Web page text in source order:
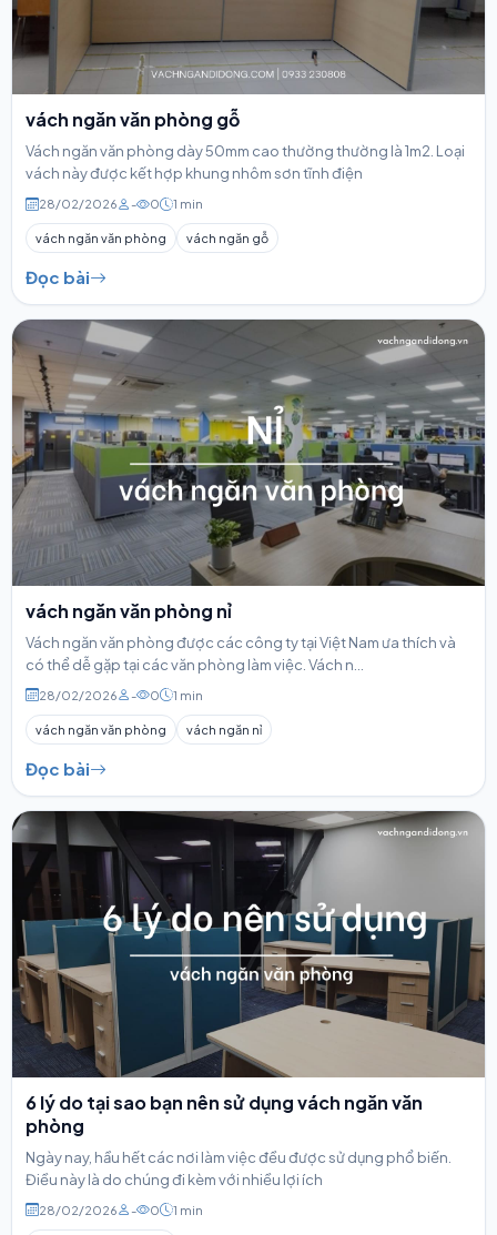
vách ngăn văn phòng gỗ
Vách ngăn văn phòng dày 50mm cao thường thường là 1m2. Loại
vách này được kết hợp khung nhôm sơn tĩnh điện
28/02/2026 - 0 1 min
vách ngăn văn phòng vách ngăn gỗ
Đọc bài
vách ngăn văn phòng nỉ
Vách ngăn văn phòng được các công ty tại Việt Nam ưa thích và
có thể dễ gặp tại các văn phòng làm việc. Vách n...
28/02/2026 - 0 1 min
vách ngăn văn phòng vách ngăn nỉ
Đọc bài
6 lý do tại sao bạn nên sử dụng vách ngăn văn
phòng
Ngày nay, hầu hết các nơi làm việc đều được sử dụng phổ biến.
Điều này là do chúng đi kèm với nhiều lợi ích
28/02/2026 - 0 1 min